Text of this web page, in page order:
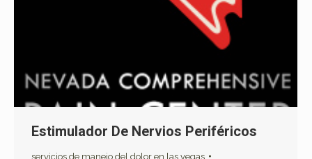
Estimulador De Nervios Periféricos
servicios de manejo del dolor en las vegas